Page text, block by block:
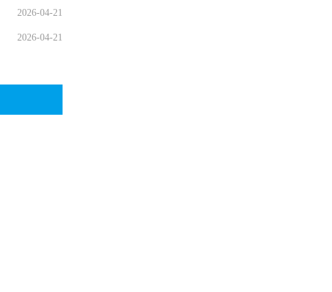
2026-04-21
2026-04-21